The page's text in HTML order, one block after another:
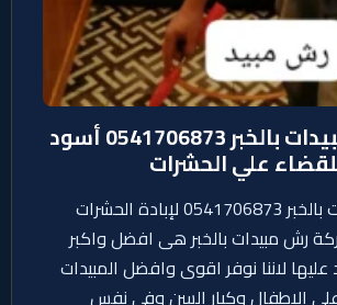
شركة رش مبيدات بالخبر 0541706873 أسود
علي الحشرات
شركة رش مبيدات بالخبر 0541706873 لإبادة الحشرات
رش مبيدات بالخبر هى افضل واكبر
لاننا نوفر اقوى وافضل المبيدات
على الاطفال وكبار السن وفى نفس